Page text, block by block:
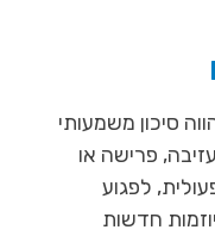
סיכון משמעותי
פרישה או
לפגוע
חדשות